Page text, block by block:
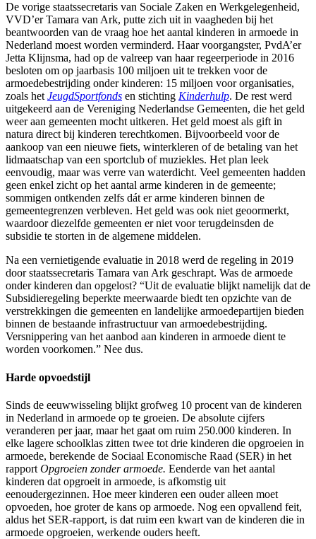
De vorige staatssecretaris van Sociale Zaken en Werkgelegenheid,
VVD’er Tamara van Ark, putte zich uit in vaagheden bij het
beantwoorden van de vraag hoe het aantal kinderen in armoede in
Nederland moest worden verminderd. Haar voorgangster, PvdA’er
Jetta Klijnsma, had op de valreep van haar regeerperiode in 2016
besloten om op jaarbasis 100 miljoen uit te trekken voor de
armoedebestrijding onder kinderen: 15 miljoen voor organisaties,
zoals hetJeugdSportfonds en stichting Kinderhulp. De rest werd
uitgekeerd aan de Vereniging Nederlandse Gemeenten, die het geld
weer aan gemeenten mocht uitkeren. Het geld moest als gift in
natura direct bij kinderen terechtkomen. Bijvoorbeeld voor de
aankoop van een nieuwe fiets, winterkleren of de betaling van het
lidmaatschap van een sportclub of muziekles. Het plan leek
eenvoudig, maar was verre van waterdicht. Veel gemeenten hadden
geen enkel zicht op het aantal arme kinderen in de gemeente;
sommigen ontkenden zelfs dát er arme kinderen binnen de
gemeentegrenzen verbleven. Het geld was ook niet geoormerkt,
waardoor diezelfde gemeenten er niet voor terugdeinsden de
subsidie te storten in de algemene middelen.
Na een vernietigende evaluatie in 2018 werd de regeling in 2019
door staatssecretaris Tamara van Ark geschrapt. Was de armoede
onder kinderen dan opgelost? “Uit de evaluatie blijkt namelijk dat de
Subsidieregeling beperkte meerwaarde biedt ten opzichte van de
verstrekkingen die gemeenten en landelijke armoedepartijen bieden
binnen de bestaande infrastructuur van armoedebestrijding.
Versnippering van het aanbod aan kinderen in armoede dient te
worden voorkomen.” Nee dus.
Harde opvoedstijl
Sinds de eeuwwisseling blijkt grofweg 10 procent van de kinderen
in Nederland in armoede op te groeien. De absolute cijfers
veranderen per jaar, maar het gaat om ruim 250.000 kinderen. In
elke lagere schoolklas zitten twee tot drie kinderen die opgroeien in
armoede, berekende de Sociaal Economische Raad (SER) in het
rapport Opgroeien zonder armoede. Eenderde van het aantal
kinderen dat opgroeit in armoede, is afkomstig uit
eenoudergezinnen. Hoe meer kinderen een ouder alleen moet
opvoeden, hoe groter de kans op armoede. Nog een opvallend feit,
aldus het SER-rapport, is dat ruim een kwart van de kinderen die in
armoede opgroeien, werkende ouders heeft.